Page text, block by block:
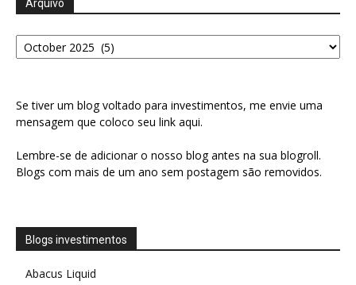
Arquivo
Arquivo
Se tiver um blog voltado para investimentos, me envie uma
mensagem que coloco seu link aqui.
Lembre-se de adicionar o nosso blog antes na sua blogroll.
Blogs com mais de um ano sem postagem são removidos.
Blogs investimentos
Abacus Liquid